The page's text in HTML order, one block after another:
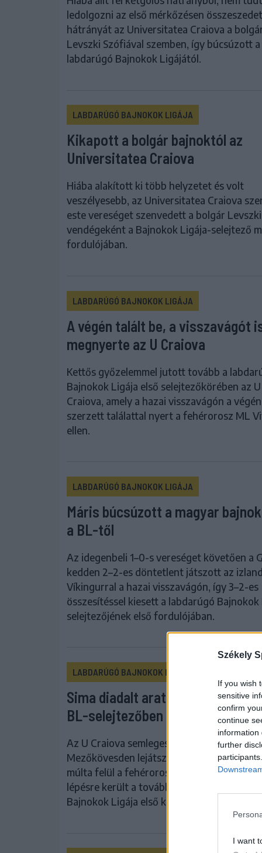
Székely
If you wish
sensitive
confirm
continue
information
further
I want
ledolgozni az első mérkőzésen
hátrányát az Universitatea Craiova a
Levszki Szófiával szemben, így búcsúzott a
labdarúgó Bajnokok Ligájától.
LABDARÚGÓ BAJNOKOK LIGÁJA
Kikapott a bolgár bajnoktól az
Universitatea Craiova
Hiába alakított ki több helyzetet és volt
veszélyesebb, az Universitatea Craiova
este vereséget szenvedett a bolgár
vendégeként a Bajnokok Ligája-selejtező
fordulójában.
LABDARÚGÓ BAJNOKOK LIGÁJA
A végén talált be, a visszavágót
megnyerte az U Craiova
Kettős győzelemmel jutott tovább a
Bajnokok Ligája első selejtezőkörében az U
Craiova, amely a hazai visszavágón a végén
szerzett találattal nyert a fehérorosz ML
ellen.
LABDARÚGÓ BAJNOKOK LIGÁJA
Máris búcsúzott a magyar
a BL-től
Az idegenbeli 1–0-s vereséget követően a
kedden 2–2-es döntetlent játszott az
Víkingurral a hazai visszavágón, így 3–2-es
összesítéssel kiesett a labdarúgó Bajnokok
selejtezőjének első fordulójában.
LABDARÚGÓ BAJNOKOK LIGÁJA
Sima diadalt aratott
BL-selejtezőben a román
Az U Craiova semleges helyszínen, a
Mezőkövesden lejátszott első mérkőzésen
múlta felül a fehérorosz FK Vityebszket,
lépésre került a továbbjutástól a labdarúgó
Bajnokok Ligája első körében.